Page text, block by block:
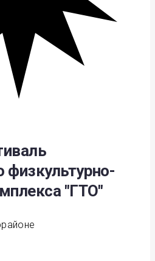
физкультурно-
"ГТО"